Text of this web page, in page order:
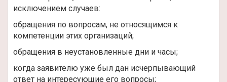
исключением случаев:
обращения по вопросам, не относящимся к
компетенции этих организаций;
обращения в неустановленные дни и часы;
когда заявителю уже был дан исчерпывающий
ответ на интересующие его вопросы;